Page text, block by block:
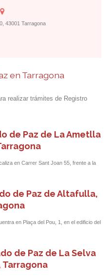
43001 Tarragona
en Tarragona
realizar trámites de Registro
de Paz de La Ametlla
en Carrer Sant Joan 55, frente a la
de Paz de Altafulla,
en Plaça del Pou, 1, en el edificio del
de Paz de La Selva
Tarragona